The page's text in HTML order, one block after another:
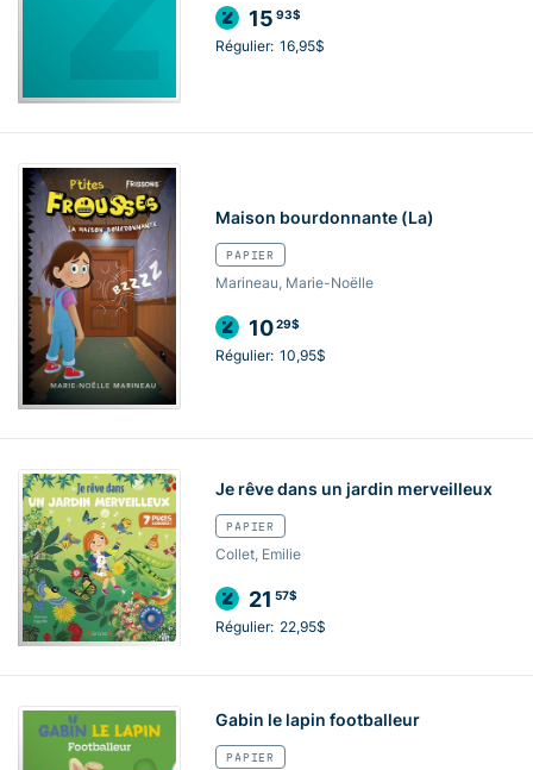
15 93$
Régulier: 16,95$
Maison bourdonnante (La)
PAPIER
Marineau, Marie-Noëlle
1029$
Régulier: 10,95$
Je rêve dans un jardin merveilleux
PAPIER
Collet, Emilie
21 57$
Régulier: 22,95$
Gabin le lapin footballeur
PAPIER